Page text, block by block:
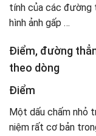
Đi cùng với trẻ
Chia khung thời
tính của các đường
hình ảnh gấp …
Điểm, đường
theo dòng
Điểm
Một dấu chấm nhỏ
niệm rất cơ bản